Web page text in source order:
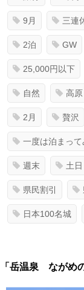
9月 三連
2泊 GW
25,000円以下
自然 高原
2月 贅沢
一度は泊まっ
週末 土日
県民割引
日本100名城
「岳温泉 ながめ